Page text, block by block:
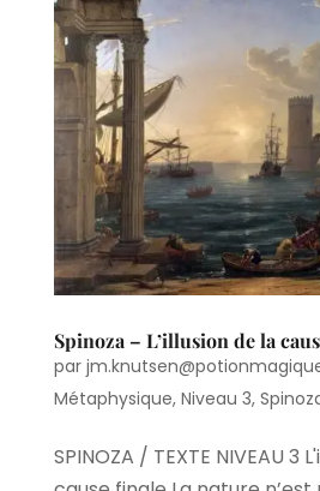
Spinoza – L’illusion de la
par
Métaphysique, Niveau 3,
SPINOZA / TEXTE NIVEAU 3